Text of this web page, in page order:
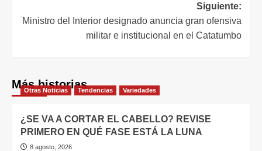
Siguiente:
Ministro del Interior designado anuncia gran ofensiva
militar e institucional en el Catatumbo
Más historias
Otras Noticias Tendencias Variedades
¿SE VA A CORTAR EL CABELLO? REVISE
PRIMERO EN QUÉ FASE ESTÁ LA LUNA
8 agosto, 2026